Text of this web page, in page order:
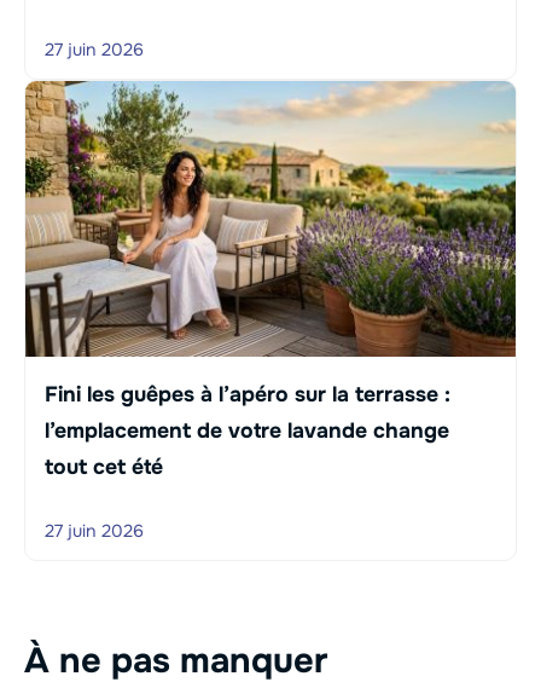
27 juin 2026
Fini les guêpes à l’apéro sur la terrasse :
l’emplacement de votre lavande change
tout cet été
27 juin 2026
À ne pas manquer